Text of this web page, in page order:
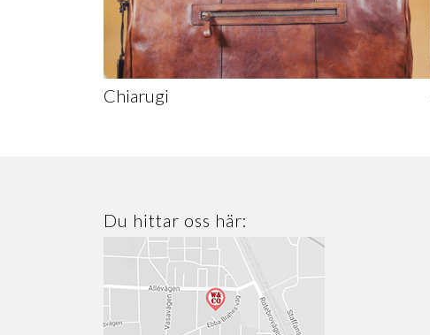
Chiarugi
Du hittar oss här: